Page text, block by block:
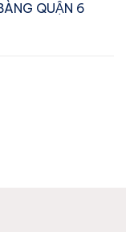
QUẬN 6